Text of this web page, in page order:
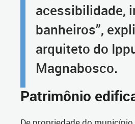
acessibilidade,
banheiros”,
arquiteto do
Magnabosco.
Patrimônio